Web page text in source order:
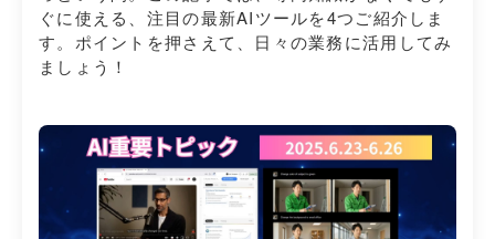
ぐに使える、注目の最新AIツールを4つご紹介しま
す。ポイントを押さえて、日々の業務に活用してみ
ましょう！